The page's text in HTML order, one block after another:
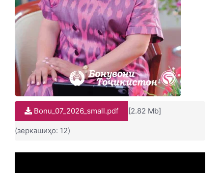
Bonu_07_2026_small.pdf [2.82 Mb]
(зеркашиҳо: 12)